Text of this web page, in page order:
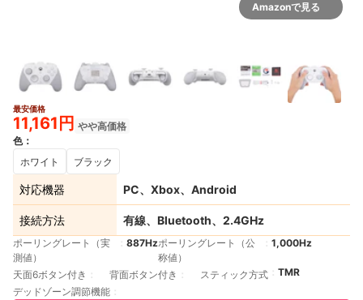
Amazonで見る
最安価格
11,161円 やや高価格
色：
ホワイト
ブラック
対応機器 PC、Xbox、Android
接続方法 有線、Bluetooth、2.4GHz
ポーリングレート（実
測値）
887Hzポーリングレート（公
称値）
1,000Hz
天面6ボタン付き 背面ボタン付き スティック方式
TMR
デッドゾーン調節機能